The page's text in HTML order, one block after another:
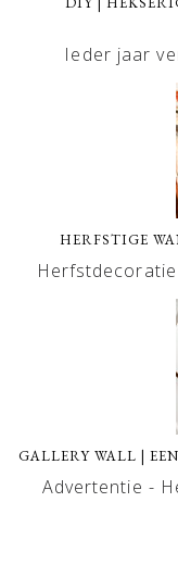
Ieder jaar
HERFSTIGE
GALLERY WALL |
Advertentie -